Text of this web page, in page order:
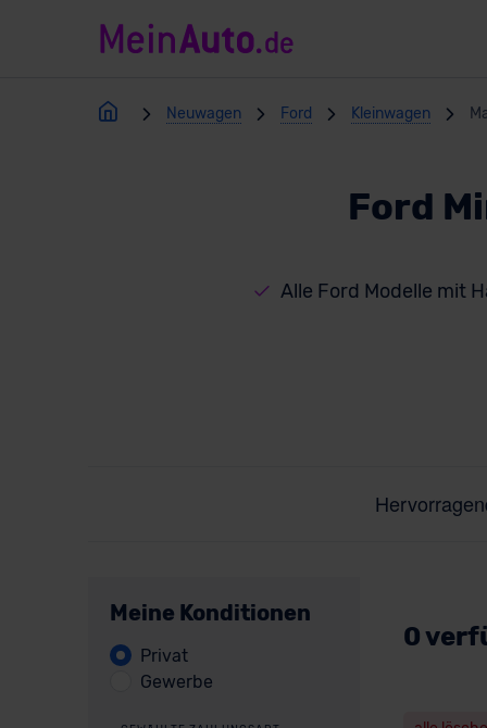
Neuwagen Ford Kleinwagen
Ford
Alle Ford Modelle mit
Meine Konditionen
Privat
Gewerbe
0